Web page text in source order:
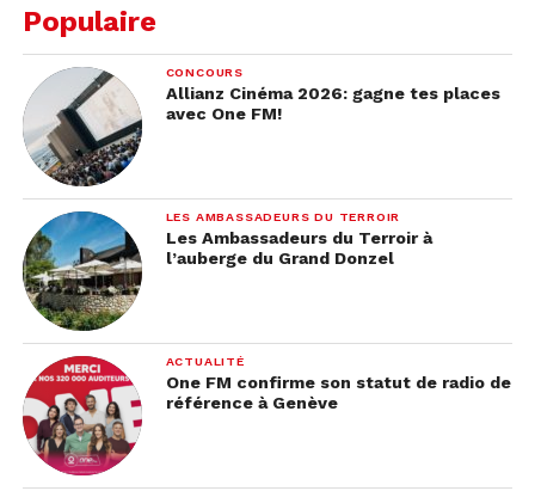
Une grande conjonction
Ce phénomène apparaît lorsqueJupiter et Saturne
sont alignés pour former une
planètedans le ciel. C’est
Populaire
CONCOURS
Allianz Cinéma 2026: gagne tes places
avec One FM!
LES AMBASSADEURS DU TERROIR
Les Ambassadeurs du Terroir à
l’auberge du Grand Donzel
ACTUALITÉ
One FM confirme son statut de radio de
référence à Genève